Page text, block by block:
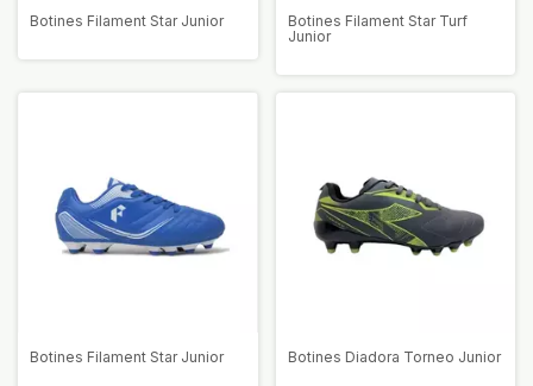
Botines Filament Star Junior
Botines Filament Star Turf
Junior
Botines Filament Star Junior Botines Diadora Torneo Junior